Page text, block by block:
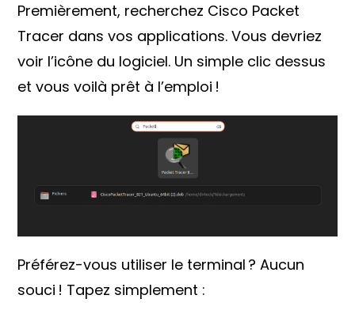
Premièrement, recherchez Cisco Packet
Tracer dans vos applications. Vous devriez
voir l’icône du logiciel. Un simple clic dessus
et vous voilà prêt à l’emploi !
Préférez-vous utiliser le terminal ? Aucun
souci ! Tapez simplement :